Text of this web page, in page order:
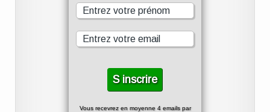
Vous recevrez en moyenne 4 emails par